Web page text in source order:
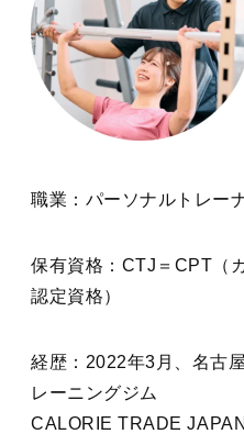
職業：パーソナルトレー
保有資格：CTJ＝CPT（
認定資格）
経歴：2022年3月、名古
レーニングジム
CALORIE TRADE